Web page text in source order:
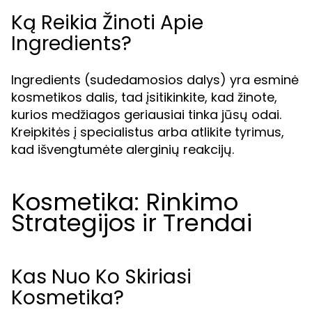
Ką Reikia Žinoti Apie
Ingredients?
Ingredients (sudedamosios dalys) yra esminė
kosmetikos dalis, tad įsitikinkite, kad žinote,
kurios medžiagos geriausiai tinka jūsų odai.
Kreipkitės į specialistus arba atlikite tyrimus,
kad išvengtumėte alerginių reakcijų.
Kosmetika: Rinkimo
Strategijos ir Trendai
Kas Nuo Ko Skiriasi
Kosmetika?